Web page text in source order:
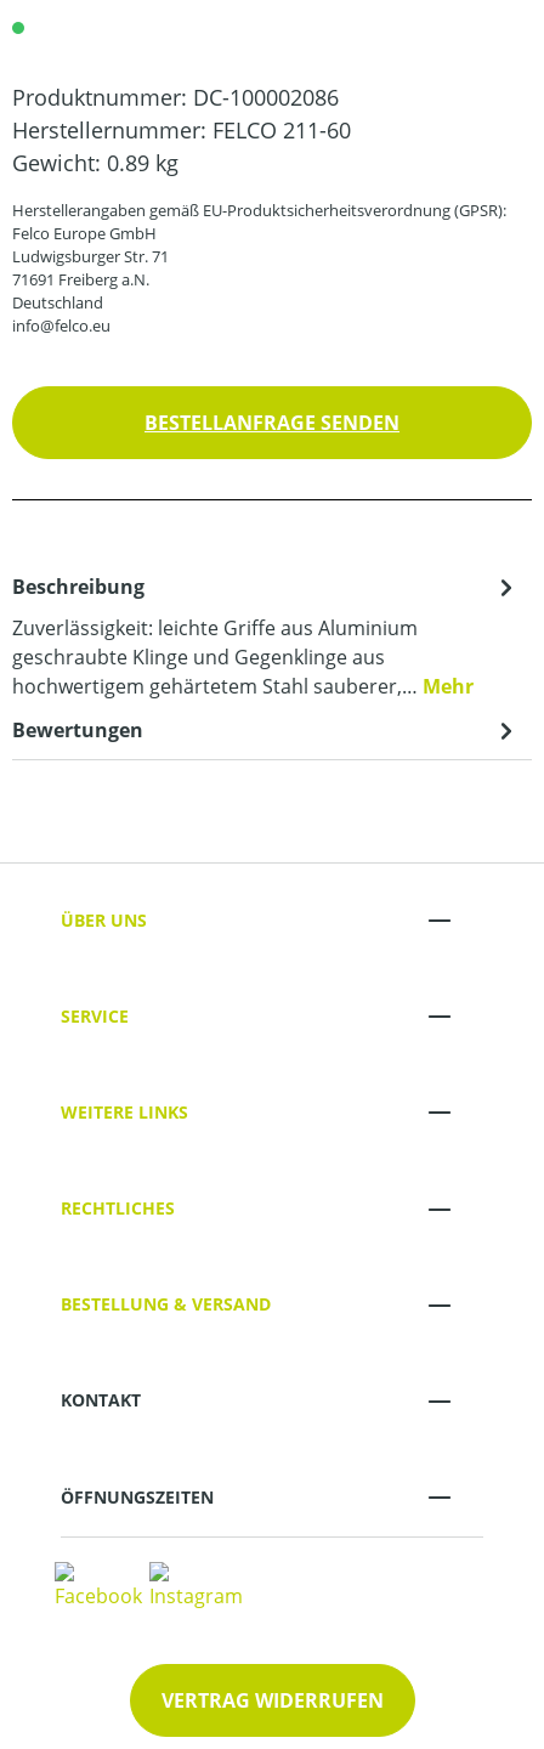
Produktnummer: DC-100002086
Herstellernummer: FELCO 211-60
Gewicht: 0.89 kg
Herstellerangaben gemäß EU-Produktsicherheitsverordnung (GPSR):
Felco Europe GmbH
Ludwigsburger Str. 71
71691 Freiberg a.N.
Deutschland
info@felco.eu
BESTELLANFRAGE SENDEN
Beschreibung
Zuverlässigkeit: leichte Griffe aus Aluminium
geschraubte Klinge und Gegenklinge aus
hochwertigem gehärtetem Stahl sauberer,… Mehr
Bewertungen
ÜBER UNS
SERVICE
WEITERE LINKS
RECHTLICHES
BESTELLUNG & VERSAND
KONTAKT
ÖFFNUNGSZEITEN
VERTRAG WIDERRUFEN